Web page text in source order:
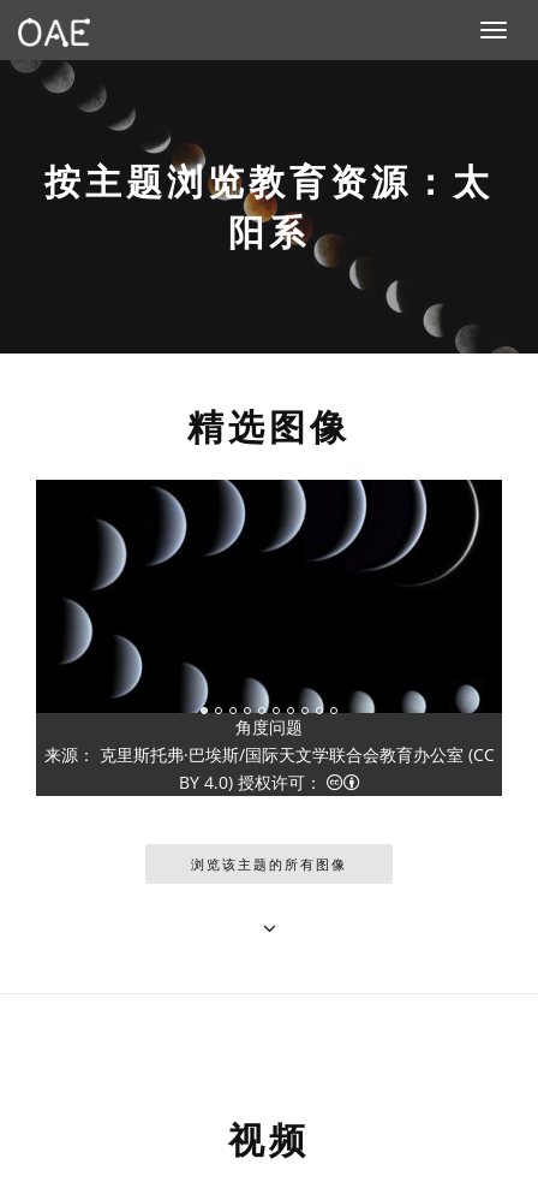
Toggle
按主题浏览教育资源：太
阳系
精选图像
知识共享许可协议 署名 4.0 国际 (CC BY 4.0) 图标
角度问题
来源： 克里斯托弗·巴埃斯/国际天文学联合会教育办公室 (CC
BY 4.0) 授权许可：
知识共享许可协议 署名
浏览该主题的所有图像
视频